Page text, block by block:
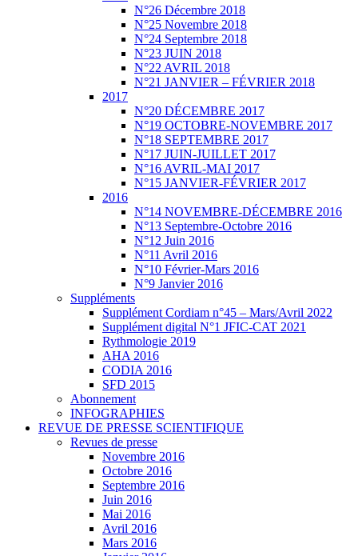
N°26 Décembre 2018
N°25 Novembre 2018
N°24 Septembre 2018
N°23 JUIN 2018
N°22 AVRIL 2018
N°21 JANVIER – FÉVRIER 2018
2017
N°20 DÉCEMBRE 2017
N°19 OCTOBRE-NOVEMBRE 2017
N°18 SEPTEMBRE 2017
N°17 JUIN-JUILLET 2017
N°16 AVRIL-MAI 2017
N°15 JANVIER-FÉVRIER 2017
2016
N°14 NOVEMBRE-DÉCEMBRE 2016
N°13 Septembre-Octobre 2016
N°12 Juin 2016
N°11 Avril 2016
N°10 Février-Mars 2016
N°9 Janvier 2016
Suppléments
Supplément Cordiam n°45 – Mars/Avril 2022
Supplément digital N°1 JFIC-CAT 2021
Rythmologie 2019
AHA 2016
CODIA 2016
SFD 2015
Abonnement
INFOGRAPHIES
REVUE DE PRESSE SCIENTIFIQUE
Revues de presse
Novembre 2016
Octobre 2016
Septembre 2016
Juin 2016
Mai 2016
Avril 2016
Mars 2016